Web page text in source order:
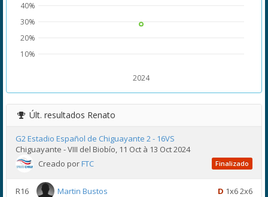
2024
10%
20%
30%
40%
Últ. resultados Renato
G2 Estadio Español de Chiguayante 2 - 16VS
Chiguayante - VIII del Biobío, 11 Oct à 13 Oct 2024
Creado porFTC Finalizado
R16 Martin Bustos D 1x6 2x6